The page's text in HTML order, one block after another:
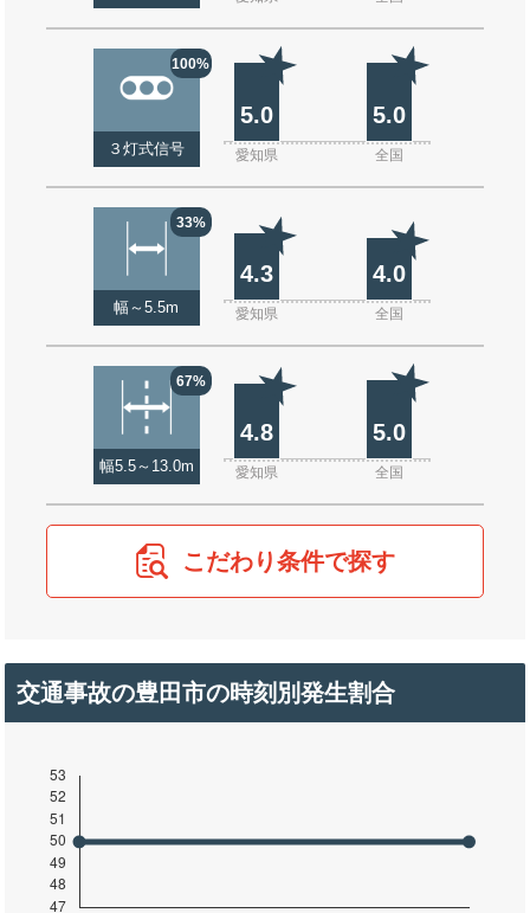
100%
３灯式信号
5.0 5.0
愛知県 全国
33%
幅～5.5m
4.3 4.0
愛知県 全国
67%
幅5.5～13.0m
4.8 5.0
愛知県 全国
こだわり条件で探す
交通事故の豊田市の時刻別発生割合